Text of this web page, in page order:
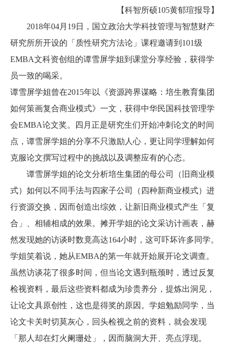
【科智所硕105黄郁瑄报导】
2018年04月19日，国立政治大学科技管理与智慧财产
研究所所开设的「质性研究方法论」课程邀请到101级
EMBA文科资创组的谭雪屏学姐到课堂分享经验，获得学
员一致的喝采。
谭雪屏学姐曾在2015年以《资源跨界谋略：培生教育集团
如何策画复合商业模式》一文，获得中华民国科技管理学
会EMBA论文奖。四月正是研究生们开始冲刺论文的时间
点，谭雪屏学姐的分享不只激励人心，更让同学理解如何
克服论文撰写过程中的挑战以及调整应有的心态。
谭雪屏学姐的论文分析培生集团的母公司（旧商业模
式）如何以不同手法与四家子公司（四种新商业模式）进
行资源交换，因而创造出综效，让新旧商业模式产生「复
合」、相辅相成的效果。摊开学姐的论文采访计画表，赫
然发现她的访谈时数竟高达164小时，这可吓坏许多同学。
学姐笑着说，她从EMBA的第一年就开始展开论文调查。
虽然访谈花了很多时间，但当论文遇到瓶颈时，透过反复
检视资料，最后这些资料都成为珍贵养分，提炼出洞见，
让论文具原创性，这也是得奖的原因。学姐勉励同学，当
论文卡关时切莫灰心，回头检视之前的资料，就会发现
「那人却在灯火阑珊处」，因而脑洞大开、亮点浮现。